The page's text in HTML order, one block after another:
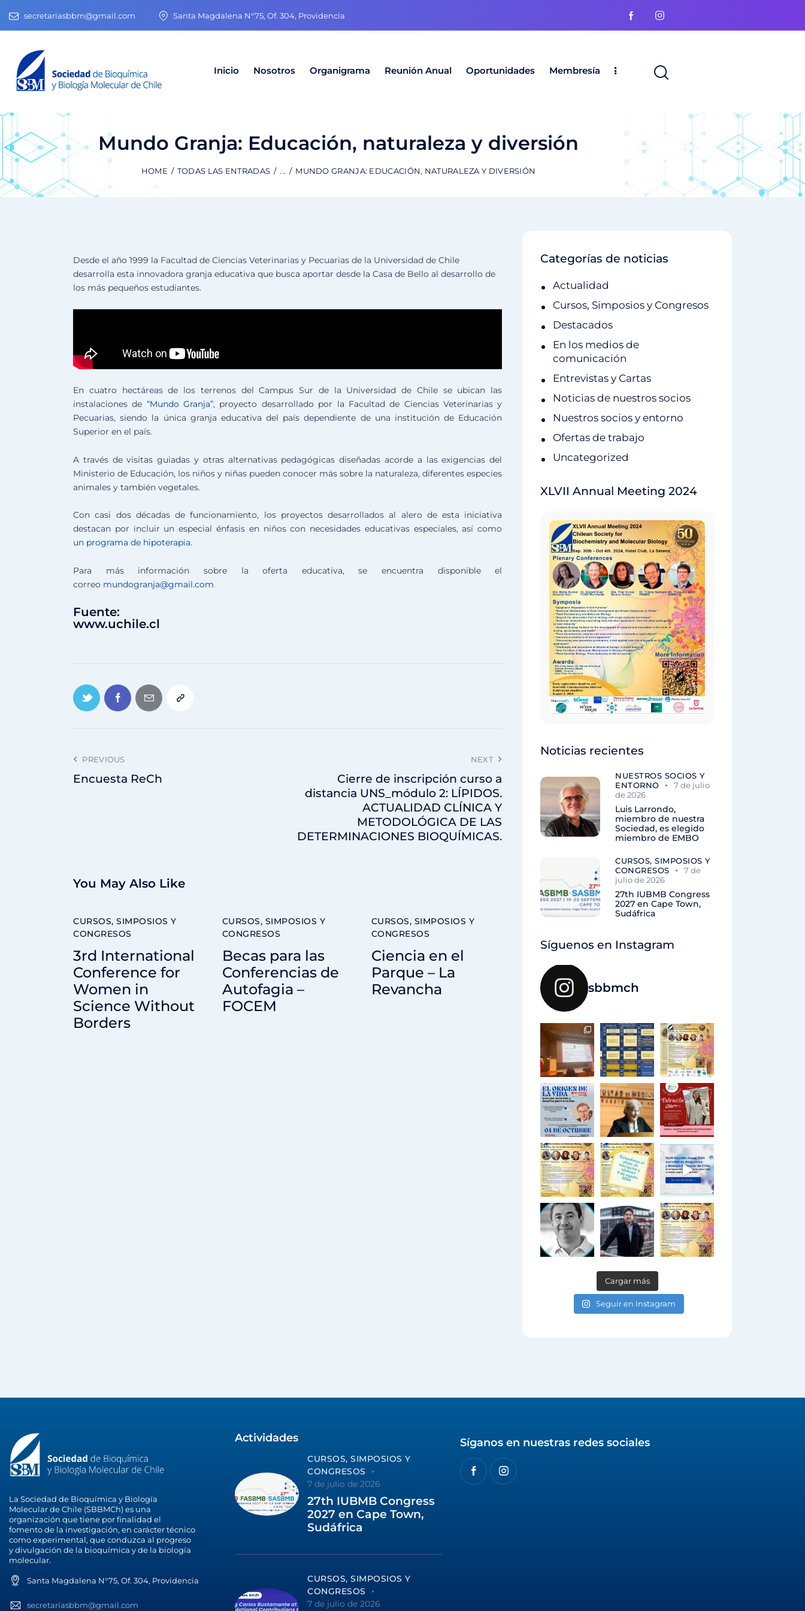
secretariasbbm@gmail.com Santa Magdalena N°75, Of. 304, Providencia
Inicio Nosotros Organigrama Reunión Anual Oportunidades Membresía
Mundo Granja: Educación, naturaleza y diversión
HOME TODAS LAS ENTRADAS ... MUNDO GRANJA: EDUCACIÓN, NATURALEZA Y DIVERSIÓN
Desde el año 1999 la Facultad de Ciencias Veterinarias y Pecuarias de la Universidad de Chile
desarrolla esta innovadora granja educativa que busca aportar desde la Casa de Bello al desarrollo de
los más pequeños estudiantes.
En cuatro hectáreas de los terrenos del Campus Sur de la Universidad de Chile se ubican las
instalaciones de “Mundo Granja”, proyecto desarrollado por la Facultad de Ciencias Veterinarias y
Pecuarias, siendo la única granja educativa del país dependiente de una institución de Educación
Superior en el país.
A través de visitas guiadas y otras alternativas pedagógicas diseñadas acorde a las exigencias del
Ministerio de Educación, los niños y niñas pueden conocer más sobre la naturaleza, diferentes especies
animales y también vegetales.
Con casi dos décadas de funcionamiento, los proyectos desarrollados al alero de esta iniciativa
destacan por incluir un especial énfasis en niños con necesidades educativas especiales, así como
un programa de hipoterapia.
Para más información sobre la oferta educativa, se encuentra disponible el
correo mundogranja@gmail.com
Fuente:
www.uchile.cl
PREVIOUS
Encuesta ReCh
NEXT
Cierre de inscripción curso a
distancia UNS_módulo 2: LÍPIDOS.
ACTUALIDAD CLÍNICA Y
METODOLÓGICA DE LAS
DETERMINACIONES BIOQUÍMICAS.
You May Also Like
CURSOS, SIMPOSIOS Y
CONGRESOS
3rd International
Conference for
Women in
Science Without
Borders
CURSOS, SIMPOSIOS Y
CONGRESOS
Becas para las
Conferencias de
Autofagia –
FOCEM
CURSOS, SIMPOSIOS Y
CONGRESOS
Ciencia en el
Parque – La
Revancha
Categorías de noticias
Actualidad
Cursos, Simposios y Congresos
Destacados
En los medios de
comunicación
Entrevistas y Cartas
Noticias de nuestros socios
Nuestros socios y entorno
Ofertas de trabajo
Uncategorized
XLVII Annual Meeting 2024
Noticias recientes
NUESTROS SOCIOS Y
ENTORNO
7 de julio
de 2026
Luis Larrondo,
miembro de nuestra
Sociedad, es elegido
miembro de EMBO
CURSOS, SIMPOSIOS Y
CONGRESOS
7 de
julio de 2026
27th IUBMB Congress
2027 en Cape Town,
Sudáfrica
Síguenos en Instagram
sbbmch
Cargar más
Seguir en Instagram
La Sociedad de Bioquímica y Biología
Molecular de Chile (SBBMCh) es una
organización que tiene por finalidad el
fomento de la investigación, en carácter técnico
como experimental, que conduzca al progreso
y divulgación de la bioquímica y de la biología
molecular.
Santa Magdalena N°75, Of. 304, Providencia
secretariasbbm@gmail.com
Actividades
CURSOS, SIMPOSIOS Y
CONGRESOS
7 de julio de 2026
27th IUBMB Congress
2027 en Cape Town,
Sudáfrica
CURSOS, SIMPOSIOS Y
CONGRESOS
7 de julio de 2026
Síganos en nuestras redes sociales